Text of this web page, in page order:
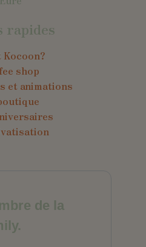
rapides
Kocoon?
shop
et animations
de la